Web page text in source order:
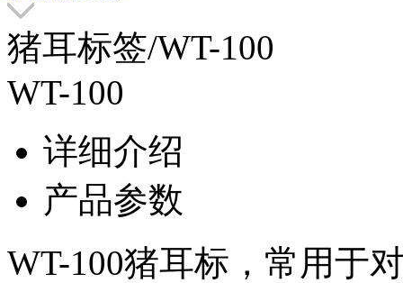
猪耳标签/WT-100
WT-100
详细介绍
产品参数
WT-100猪耳标，常用于